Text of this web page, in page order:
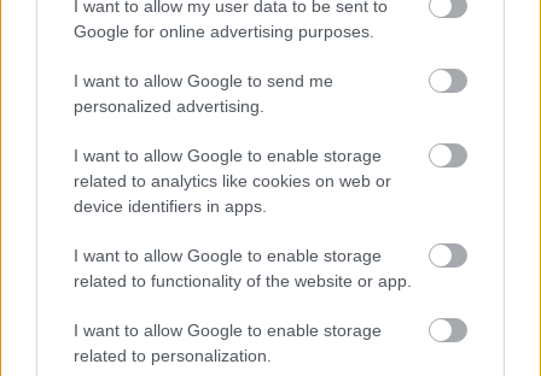
I want to allow my user data to be sent to
Google for online advertising purposes.
I want to allow Google to send me
personalized advertising.
I want to allow Google to enable storage
related to analytics like cookies on web or
device identifiers in apps.
I want to allow Google to enable storage
related to functionality of the website or app.
I want to allow Google to enable storage
related to personalization.
Összegömbölyödhet egy apró labdává (lásd még morph